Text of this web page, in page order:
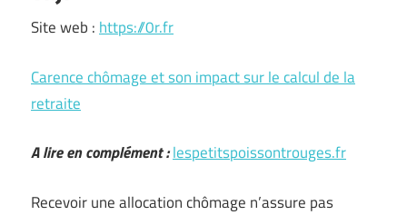
Site web : https://0r.fr
Carence chômage et son impact sur le calcul de la
retraite
A lire en complément :lespetitspoissontrouges.fr
Recevoir une allocation chômage n’assure pas